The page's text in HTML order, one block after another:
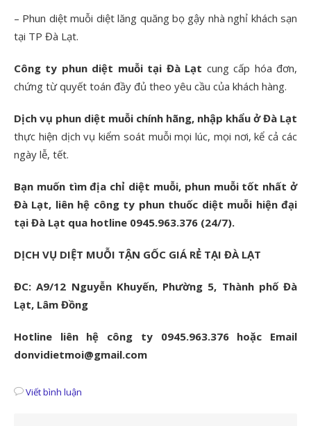
– Phun diệt muỗi diệt lăng quăng bọ gậy nhà nghỉ khách sạn
tại TP Đà Lạt.
Công ty phun diệt muỗi tại Đà Lạt cung cấp hóa đơn,
chứng từ quyết toán đầy đủ theo yêu cầu của khách hàng.
Dịch vụ phun diệt muỗi chính hãng, nhập khẩu ở Đà Lạt
thực hiện dịch vụ kiểm soát muỗi mọi lúc, mọi nơi, kể cả các
ngày lễ, tết.
Bạn muốn tìm địa chỉ diệt muỗi, phun muỗi tốt nhất ở
Đà Lạt, liên hệ công ty phun thuốc diệt muỗi hiện đại
tại Đà Lạt qua hotline 0945.963.376 (24/7).
DỊCH VỤ DIỆT MUỖI TẬN GỐC GIÁ RẺ TẠI ĐÀ LẠT
ĐC: A9/12 Nguyễn Khuyến, Phường 5, Thành phố Đà
Lạt, Lâm Đồng
Hotline liên hệ công ty 0945.963.376 hoặc Email
donvidietmoi@gmail.com
Viết bình luận